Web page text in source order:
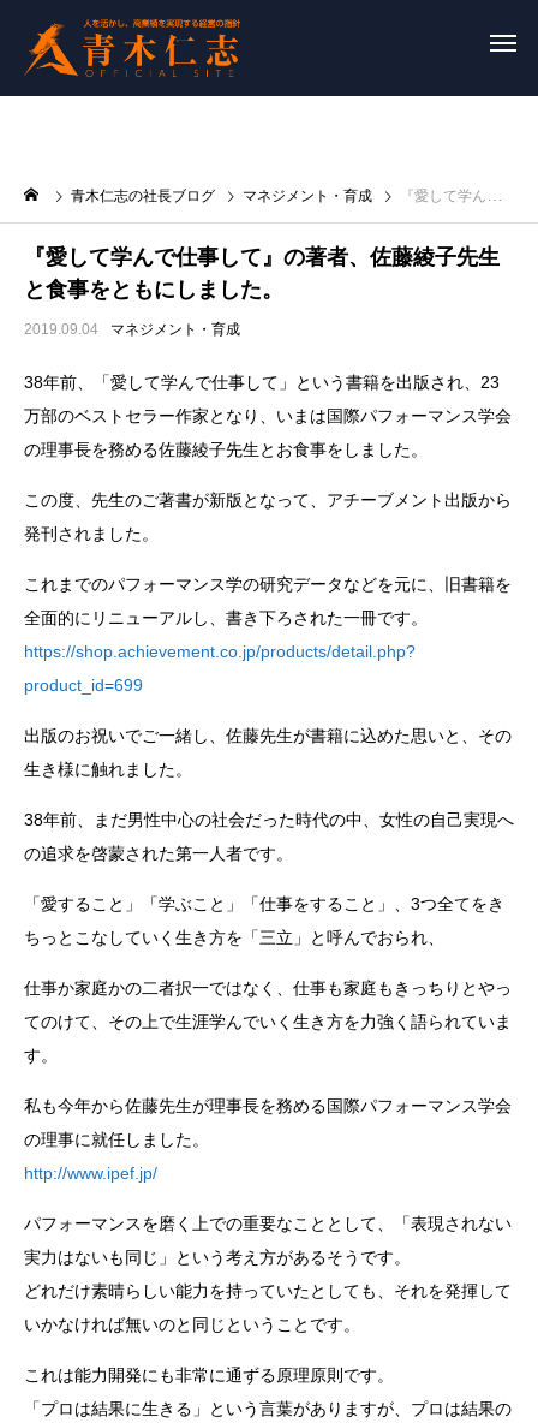
青木仁志の社長ブログ マネジメント・育成 『愛して学んで仕事して』の著者、佐藤綾子先生と食事をともにしました。
『愛して学んで仕事して』の著者、佐藤綾子先生
と食事をともにしました。
2019.09.04 マネジメント・育成
38年前、「愛して学んで仕事して」という書籍を出版され、23
万部のベストセラー作家となり、いまは国際パフォーマンス学会
の理事長を務める佐藤綾子先生とお食事をしました。
この度、先生のご著書が新版となって、アチーブメント出版から
発刊されました。
これまでのパフォーマンス学の研究データなどを元に、旧書籍を
全面的にリニューアルし、書き下ろされた一冊です。
https://shop.achievement.co.jp/products/detail.php?
product_id=699
出版のお祝いでご一緒し、佐藤先生が書籍に込めた思いと、その
生き様に触れました。
38年前、まだ男性中心の社会だった時代の中、女性の自己実現へ
の追求を啓蒙された第一人者です。
「愛すること」「学ぶこと」「仕事をすること」、3つ全てをき
ちっとこなしていく生き方を「三立」と呼んでおられ、
仕事か家庭かの二者択一ではなく、仕事も家庭もきっちりとやっ
てのけて、その上で生涯学んでいく生き方を力強く語られていま
す。
私も今年から佐藤先生が理事長を務める国際パフォーマンス学会
の理事に就任しました。
http://www.ipef.jp/
パフォーマンスを磨く上での重要なこととして、「表現されない
実力はないも同じ」という考え方があるそうです。
どれだけ素晴らしい能力を持っていたとしても、それを発揮して
いかなければ無いのと同じということです。
これは能力開発にも非常に通ずる原理原則です。
「プロは結果に生きる」という言葉がありますが、プロは結果の